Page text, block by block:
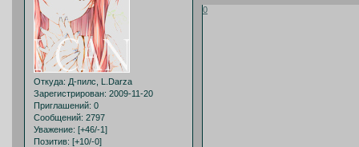
Откуда: Д-пилс, L.Darza
Зарегистрирован: 2009-11-20
Приглашений: 0
Сообщений: 2797
Уважение: [+46/-1]
Позитив: [+10/-0]
0